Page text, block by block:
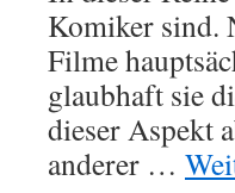
Komiker sind.
Filme
glaubhaft sie
dieser Aspekt
anderer …